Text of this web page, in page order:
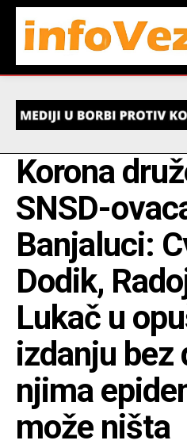
Korona
SNSD-
Banjaluci:
Dodik,
Lukač u
izdanju bez
njima
može ništa